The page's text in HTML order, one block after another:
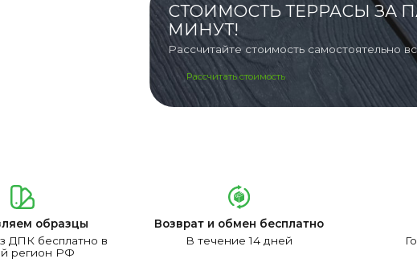
СТОИМОСТЬ ТЕРРАСЫ ЗА
МИНУТ!
Рассчитайте стоимость самостоятельно
Рассчитать стоимость
образцы
ДПК бесплатно в
регион РФ
Возврат и обмен бесплатно
В течение 14 дней